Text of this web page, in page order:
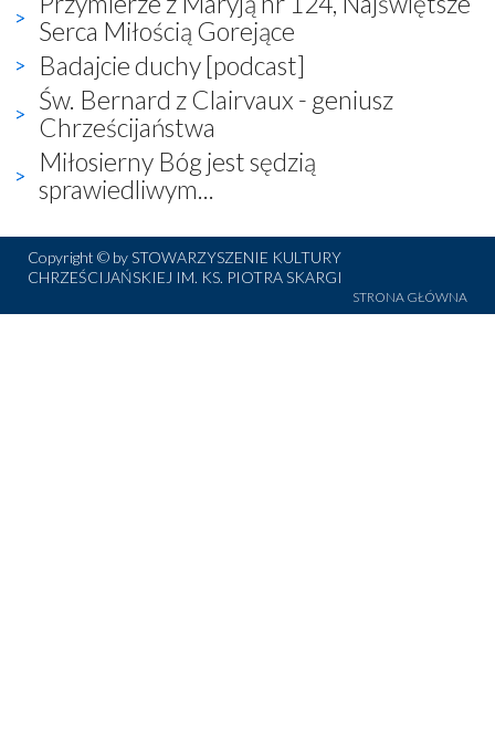
Serca Miłością Gorejące
Badajcie duchy [podcast]
Św. Bernard z Clairvaux - geniusz
Chrześcijaństwa
Miłosierny Bóg jest sędzią
sprawiedliwym...
Copyright © by STOWARZYSZENIE KULTURY
CHRZEŚCIJAŃSKIEJ IM. KS. PIOTRA SKARGI
STRONA GŁÓWNA